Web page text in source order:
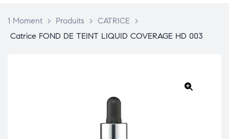
1 Moment > Produits > CATRICE
>
Catrice FOND DE TEINT LIQUID COVERAGE HD 003